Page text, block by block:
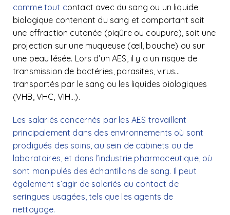
comme tout contact avec du sang ou un liquide
biologique contenant du sang et comportant soit
une effraction cutanée (piqûre ou coupure), soit une
projection sur une muqueuse (œil, bouche) ou sur
une peau lésée. Lors d’un AES, il y a un risque de
transmission de bactéries, parasites, virus…
transportés par le sang ou les liquides biologiques
(VHB, VHC, VIH…).
Les salariés concernés par les AES travaillent
principalement dans des environnements où sont
prodigués des soins, au sein de cabinets ou de
laboratoires, et dans l’industrie pharmaceutique, où
sont manipulés des échantillons de sang. Il peut
également s’agir de salariés au contact de
seringues usagées, tels que les agents de
nettoyage.